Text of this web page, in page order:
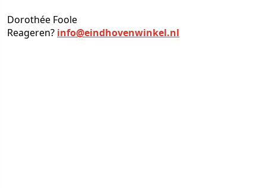
Dorothée Foole
Reageren? info@eindhovenwinkel.nl